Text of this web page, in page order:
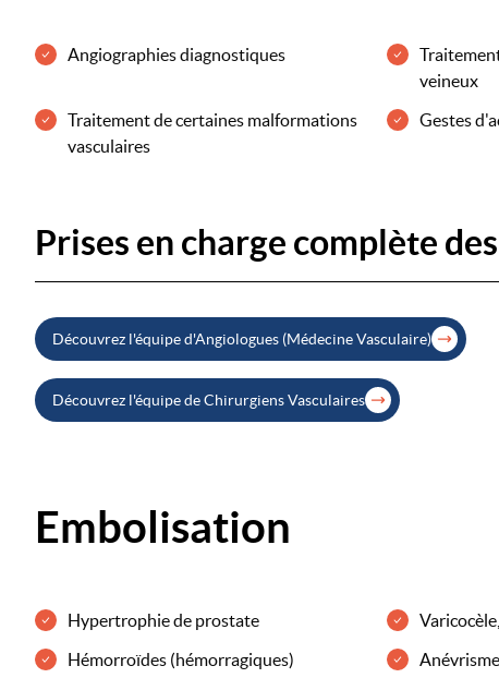
Angiographies diagnostiques
veineux
Traitement de certaines malformations
vasculaires
Gestes
Prises en charge complète
Découvrez l'équipe d'Angiologues (Médecine Vasculaire)
Découvrez l'équipe de Chirurgiens Vasculaires
Embolisation
Hypertrophie de prostate
Hémorroïdes (hémorragiques)